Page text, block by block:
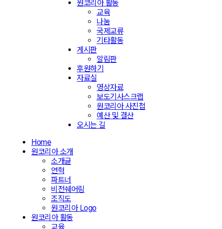
원코리아 활동
교육
나눔
국제교류
기타활동
게시판
알림판
후원하기
자료실
영상자료
보도기사스크랩
원코리아 사진첩
예산 및 결산
오시는 길
Home
원코리아 소개
소개글
연혁
파트너
비전쉐어링
조직도
원코리아 Logo
원코리아 활동
교육